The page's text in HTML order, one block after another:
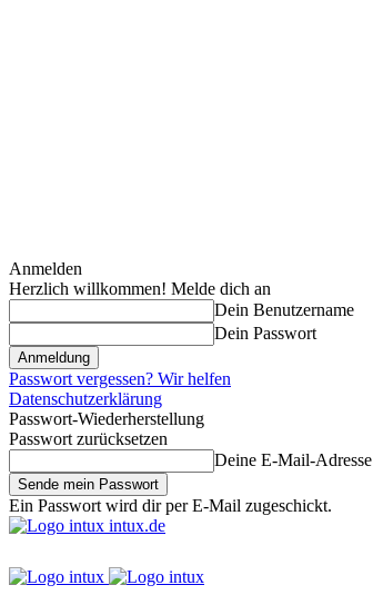
Anmelden
Herzlich willkommen! Melde dich an
Dein Benutzername
Dein Passwort
Passwort vergessen? Wir helfen
Datenschutzerklärung
Passwort-Wiederherstellung
Passwort zurücksetzen
Deine E-Mail-Adresse
Ein Passwort wird dir per E-Mail zugeschickt.
intux.de